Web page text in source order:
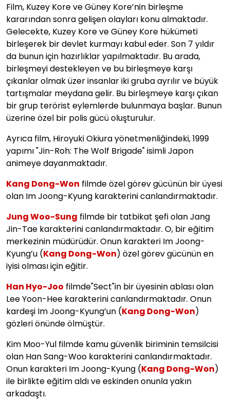
Film, Kuzey Kore ve Güney Kore’nin birleşme
kararından sonra gelişen olayları konu almaktadır.
Gelecekte, Kuzey Kore ve Güney Kore hükümeti
birleşerek bir devlet kurmayı kabul eder. Son 7 yıldır
da bunun için hazırlıklar yapılmaktadır. Bu arada,
birleşmeyi destekleyen ve bu birleşmeye karşı
çıkanlar olmak üzer insanlar iki gruba ayrılır ve büyük
tartışmalar meydana gelir. Bu birleşmeye karşı çıkan
bir grup terörist eylemlerde bulunmaya başlar. Bunun
üzerine özel bir polis gücü oluşturulur.
Ayrıca film, Hiroyuki Okiura yönetmenliğindeki, 1999
yapımı "Jin-Roh: The Wolf Brigade" isimli Japon
animeye dayanmaktadır.
Kang Dong-Won filmde özel görev gücünün bir üyesi
olan Im Joong-Kyung karakterini canlandırmaktadır.
Jung Woo-Sung filmde bir tatbikat şefi olan Jang
Jin-Tae karakterini canlandırmaktadır. O, bir eğitim
merkezinin müdürüdür. Onun karakteri Im Joong-
Kyung’u (Kang Dong-Won) özel görev gücünün en
iyisi olması için eğitir.
Han Hyo-Joo filmde"Sect"in bir üyesinin ablası olan
Lee Yoon-Hee karakterini canlandırmaktadır. Onun
kardeşi Im Joong-Kyung’un (Kang Dong-Won)
gözleri önünde ölmüştür.
Kim Moo-Yul filmde kamu güvenlik biriminin temsilcisi
olan Han Sang-Woo karakterini canlandırmaktadır.
Onun karakteri Im Joong-Kyung (Kang Dong-Won)
ile birlikte eğitim aldı ve eskinden onunla yakın
arkadaştı.